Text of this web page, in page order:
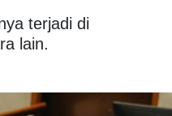
terjadi di
lain.